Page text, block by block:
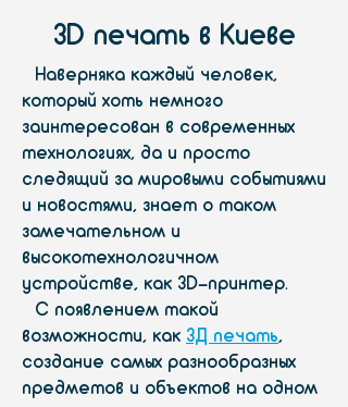
3D печать в Киеве
Наверняка каждый человек,
который хоть немного
заинтересован в современных
технологиях, да и просто
следящий за мировыми событиями
и новостями, знает о таком
замечательном и
высокотехнологичном
устройстве, как 3D-принтер.
С появлением такой
возможности, как 3Д печать,
создание самых разнообразных
предметов и объектов на одном